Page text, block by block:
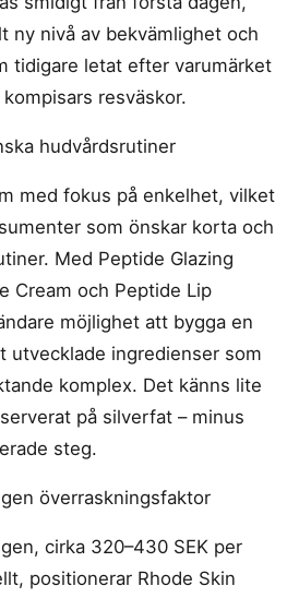
ny nivå av bekvämlighet och
tidigare letat efter varumärket
resväskor.
hudvårdsrutiner
med fokus på enkelhet, vilket
som önskar korta och
Med Peptide Glazing
Cream och Peptide Lip
möjlighet att bygga en
utvecklade ingredienser som
komplex. Det känns lite
på silverfat – minus
steg.
överraskningsfaktor
cirka 320–430 SEK per
positionerar Rhode Skin